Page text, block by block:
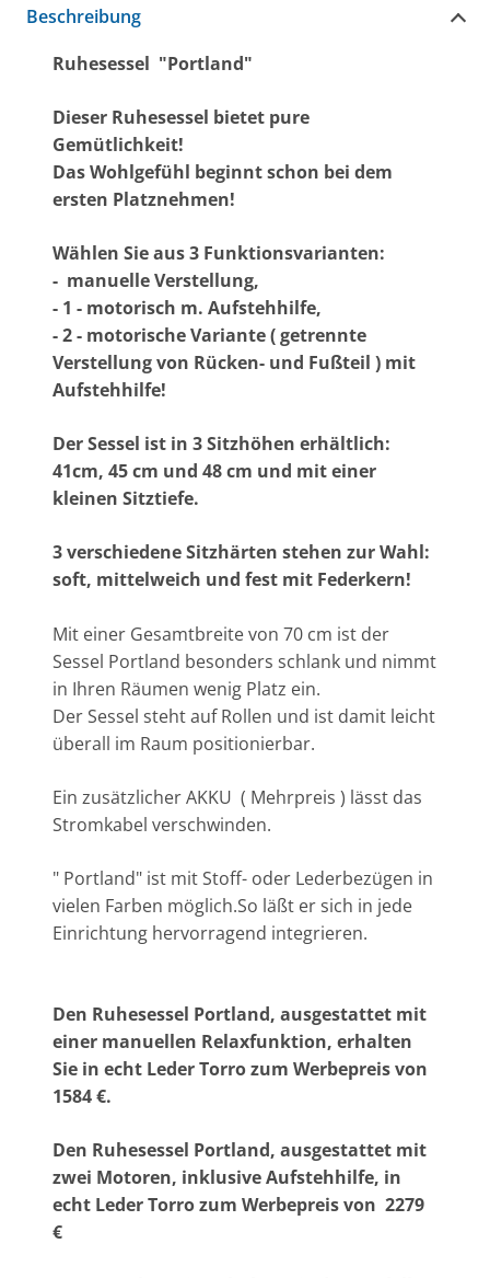
Beschreibung
Ruhesessel "Portland"
Dieser Ruhesessel bietet pure
Gemütlichkeit!
Das Wohlgefühl beginnt schon bei dem
ersten Platznehmen!
Wählen Sie aus 3 Funktionsvarianten:
- manuelle Verstellung,
- 1 - motorisch m. Aufstehhilfe,
- 2 - motorische Variante ( getrennte
Verstellung von Rücken- und Fußteil ) mit
Aufstehhilfe!
Der Sessel ist in 3 Sitzhöhen erhältlich:
41cm, 45 cm und 48 cm und mit einer
kleinen Sitztiefe.
3 verschiedene Sitzhärten stehen zur Wahl:
soft, mittelweich und fest mit Federkern!
Mit einer Gesamtbreite von 70 cm ist der
Sessel Portland besonders schlank und nimmt
in Ihren Räumen wenig Platz ein.
Der Sessel steht auf Rollen und ist damit leicht
überall im Raum positionierbar.
Ein zusätzlicher AKKU ( Mehrpreis ) lässt das
Stromkabel verschwinden.
" Portland" ist mit Stoff- oder Lederbezügen in
vielen Farben möglich.So läßt er sich in jede
Einrichtung hervorragend integrieren.
Den Ruhesessel Portland, ausgestattet mit
einer manuellen Relaxfunktion, erhalten
Sie in echt Leder Torro zum Werbepreis von
1584 €.
Den Ruhesessel Portland, ausgestattet mit
zwei Motoren, inklusive Aufstehhilfe, in
echt Leder Torro zum Werbepreis von 2279
€